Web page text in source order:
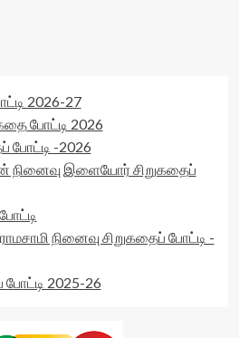
2026-27
போட்டி 2026
போட்டி -2026
இளையோர் சிறுகதைப்
நினைவு சிறுகதைப் போட்டி -
2025-26